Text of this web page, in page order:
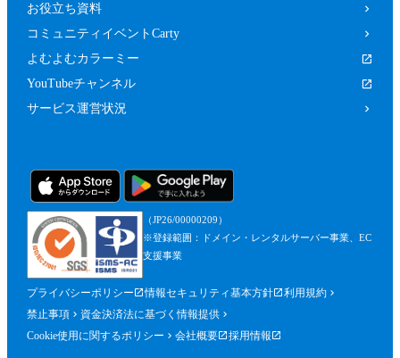
お役立ち資料
コミュニティイベントCarty
よむよむカラーミー
YouTubeチャンネル
サービス運営状況
（JP26/00000209）
※登録範囲：ドメイン・レンタルサーバー事業、EC
支援事業
プライバシーポリシー 情報セキュリティ基本方針
利用規約
禁止事項
資金決済法に基づく情報提供
Cookie使用に関するポリシー
会社概要 採用情報